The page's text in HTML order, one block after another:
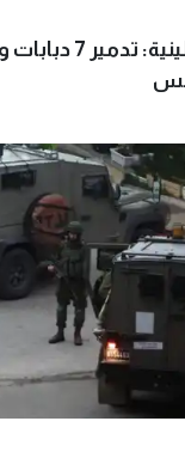
الفصائل